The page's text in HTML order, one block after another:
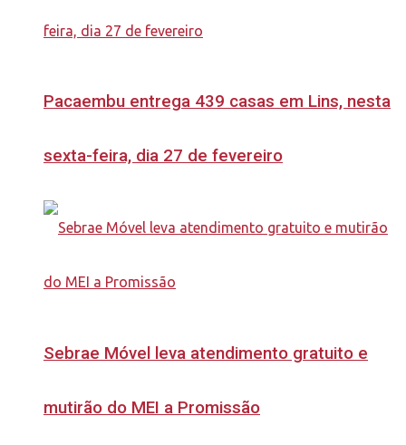
Pacaembu entrega 439 casas em Lins, nesta
sexta-feira, dia 27 de fevereiro
Sebrae Móvel leva atendimento gratuito e
mutirão do MEI a Promissão